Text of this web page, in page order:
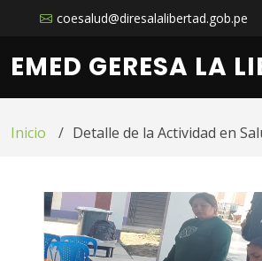
coesalud@diresalalibertad.gob.pe
EMED GERESA LA
Inicio Detalle de la Actividad en